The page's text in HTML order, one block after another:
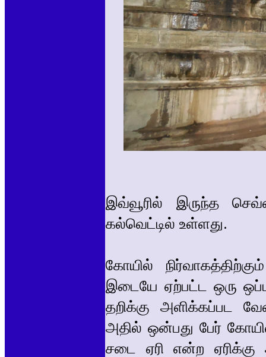
இவ்வூரில் இருந்த
கல்வெட்டில் உள்ளது.
கோயில்
இடையே ஏற்பட்ட ஒரு
தறிக்கு அளிக்கப்பட
அதில் ஒன்பது பேர்
சடை ஏரி என்ற ஏரிக்கு